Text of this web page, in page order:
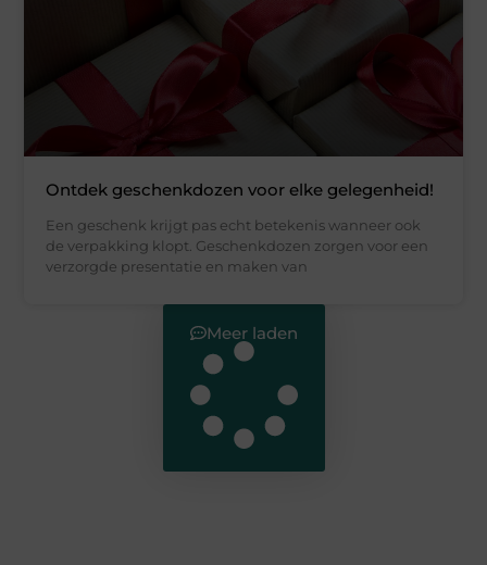
Ontdek geschenkdozen voor elke gelegenheid!
Een geschenk krijgt pas echt betekenis wanneer ook
de verpakking klopt. Geschenkdozen zorgen voor een
verzorgde presentatie en maken van
Meer laden